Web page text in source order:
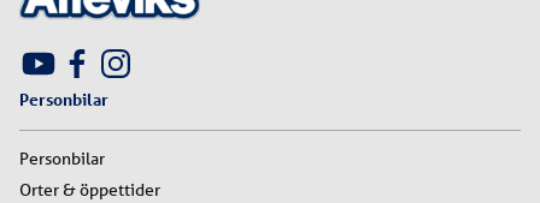
Personbilar
Personbilar
Orter & öppettider